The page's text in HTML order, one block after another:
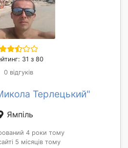
31 з 80
0 відгуків
Терлецький"
Ямпіль
4 роки тому
5 місяців тому